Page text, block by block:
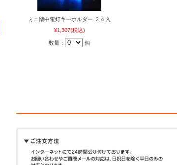
ミニ懐中電灯キーホルダー ２４入
¥1,307(税込)
数量： 個